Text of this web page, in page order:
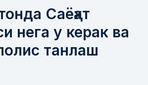
Саёҳат
нега у керак ва
танлаш